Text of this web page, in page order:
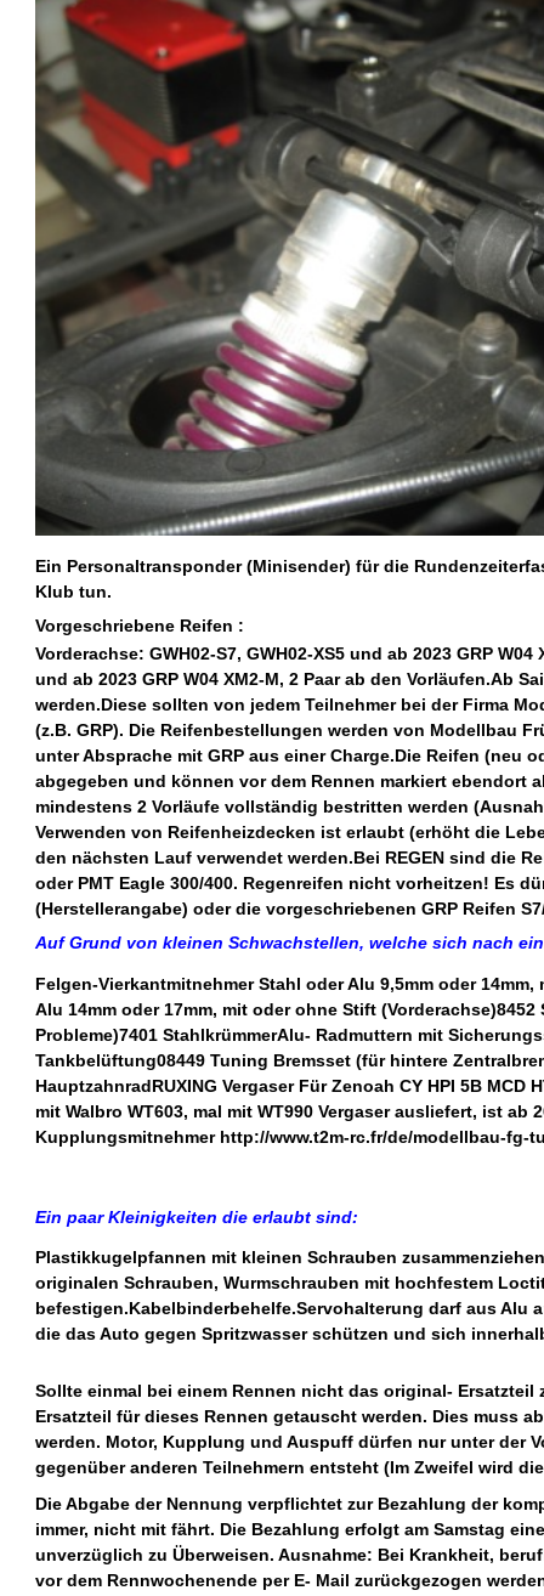
Ein Personaltransponder (Minisender) für die
Klub tun.
Vorgeschriebene Reifen :
Vorderachse: GWH02-S7, GWH02-XS5 und ab 2023 GRP
und ab 2023 GRP W04 XM2-M, 2 Paar ab den Vorläufen.Ab
werden.Diese sollten von jedem Teilnehmer bei der Firma
(z.B. GRP). Die Reifenbestellungen werden von Modellbau
unter Absprache mit GRP aus einer Charge.Die Reifen (neu
abgegeben und können vor dem Rennen markiert ebendort
mindestens 2 Vorläufe vollständig bestritten werden
Verwenden von Reifenheizdecken ist erlaubt (erhöht die
den nächsten Lauf verwendet werden.Bei REGEN sind die
oder PMT Eagle 300/400. Regenreifen nicht vorheitzen! Es
(Herstellerangabe) oder die vorgeschriebenen GRP Reifen
Auf Grund von kleinen Schwachstellen, welche sich nach
Felgen-Vierkantmitnehmer Stahl oder Alu 9,5mm oder
Alu 14mm oder 17mm, mit oder ohne Stift
Probleme)7401 StahlkrümmerAlu- Radmuttern mit
Tankbelüftung08449 Tuning Bremsset (für hintere
HauptzahnradRUXING Vergaser Für Zenoah CY HPI 5B
mit Walbro WT603, mal mit WT990 Vergaser ausliefert, ist
Kupplungsmitnehmer http://www.t2m-rc.fr/de/modellbau-fg-
Ein paar Kleinigkeiten die erlaubt sind:
Plastikkugelpfannen mit kleinen Schrauben
originalen Schrauben, Wurmschrauben mit hochfestem
befestigen.Kabelbinderbehelfe.Servohalterung darf aus
die das Auto gegen Spritzwasser schützen und sich
Sollte einmal bei einem Rennen nicht das original-
Ersatzteil für dieses Rennen getauscht werden. Dies muss
werden. Motor, Kupplung und Auspuff dürfen nur unter der
gegenüber anderen Teilnehmern entsteht (Im Zweifel wird
Die Abgabe der Nennung verpflichtet zur Bezahlung der
immer, nicht mit fährt. Die Bezahlung erfolgt am Samstag
unverzüglich zu Überweisen. Ausnahme: Bei Krankheit,
vor dem Rennwochenende per E- Mail zurückgezogen